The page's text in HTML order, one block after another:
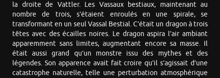
la droite de Vattler. Les Vassaux bestiaux, maintenant au
nombre de trois, s’étaient enroulés en une spirale, se
transformant en un seul Vassal Bestial. C’était un dragon à trois
têtes avec des écailles noires. Le dragon aspira l’air ambiant
apparemment sans limites, augmentant encore sa masse. Il
était aussi grand qu’un monstre issu des mythes et des
légendes. Son apparence avait fait croire qu’il s’agissait d’une
catastrophe naturelle, telle une perturbation atmosphérique